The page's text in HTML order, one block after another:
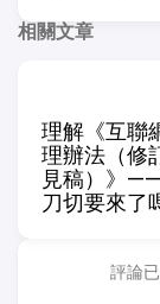
相關文章
理解《互聯
理辦法（修
見稿）》
刀切要來了
評論